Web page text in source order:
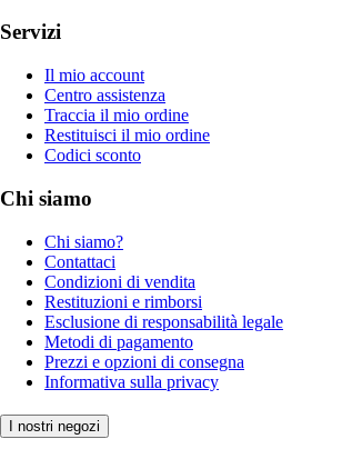
Servizi
Il mio account
Centro assistenza
Traccia il mio ordine
Restituisci il mio ordine
Codici sconto
Chi siamo
Chi siamo?
Contattaci
Condizioni di vendita
Restituzioni e rimborsi
Esclusione di responsabilità legale
Metodi di pagamento
Prezzi e opzioni di consegna
Informativa sulla privacy
I nostri negozi